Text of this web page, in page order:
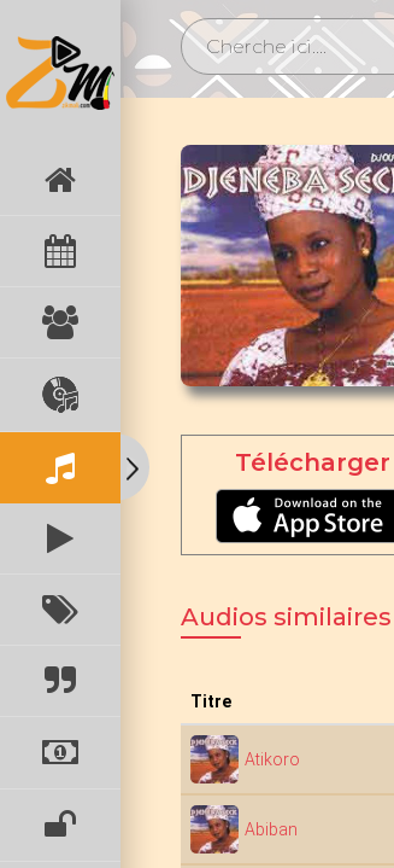
Audios similaires
Titre
Atikoro
Abiban